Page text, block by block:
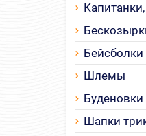
Бейсболки
Шлемы
Буденовки
Шапки